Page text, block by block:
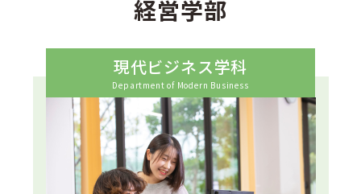
経営学部
現代ビジネス学科
Department of Modern Business